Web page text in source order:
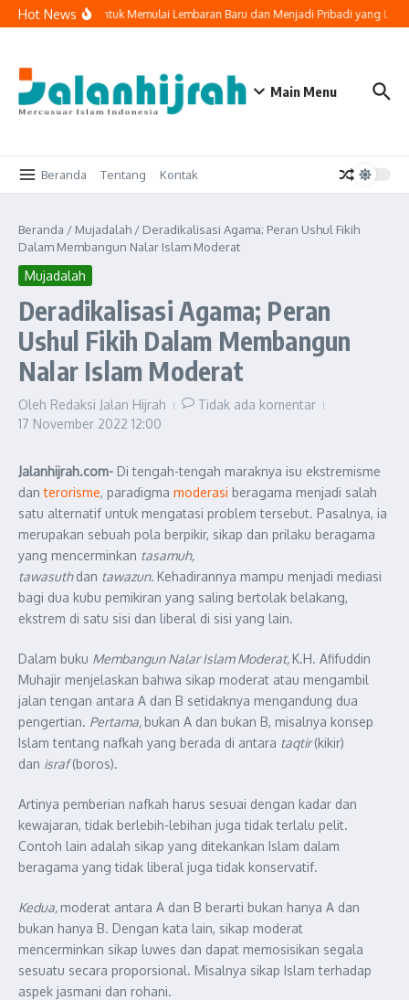
Lewati ke konten
Hot News5 Doa untuk Memulai Lembaran Baru dan Menjadi Pribadi yang Lebih
Main Menu
Beranda Tentang Kontak
Beranda / Mujadalah / Deradikalisasi Agama; Peran Ushul Fikih
Dalam Membangun Nalar Islam Moderat
Mujadalah
Deradikalisasi Agama; Peran
Ushul Fikih Dalam Membangun
Nalar Islam Moderat
Oleh Redaksi Jalan Hijrah
Tidak ada komentar
17 November 2022 12:00
Jalanhijrah.com- Di tengah-tengah maraknya isu ekstremisme
danterorisme, paradigma moderasi beragama menjadi salah
satu alternatif untuk mengatasi problem tersebut. Pasalnya, ia
merupakan sebuah pola berpikir, sikap dan prilaku beragama
yang mencerminkan tasamuh,
tawasuthdan tawazun. Kehadirannya mampu menjadi mediasi
bagi dua kubu pemikiran yang saling bertolak belakang,
ekstrem di satu sisi dan liberal di sisi yang lain.
Dalam buku Membangun Nalar Islam Moderat,K.H. Afifuddin
Muhajir menjelaskan bahwa sikap moderat atau mengambil
jalan tengan antara A dan B setidaknya mengandung dua
pengertian. Pertama,bukan A dan bukan B, misalnya konsep
Islam tentang nafkah yang berada di antara taqtir(kikir)
dan israf(boros).
Artinya pemberian nafkah harus sesuai dengan kadar dan
kewajaran, tidak berlebih-lebihan juga tidak terlalu pelit.
Contoh lain adalah sikap yang ditekankan Islam dalam
beragama yang tidak liberal juga tidak konservatif.
Kedua,moderat antara A dan B berarti bukan hanya A dan
bukan hanya B. Dengan kata lain, sikap moderat
mencerminkan sikap luwes dan dapat memosisikan segala
sesuatu secara proporsional. Misalnya sikap Islam terhadap
aspek jasmani dan rohani.